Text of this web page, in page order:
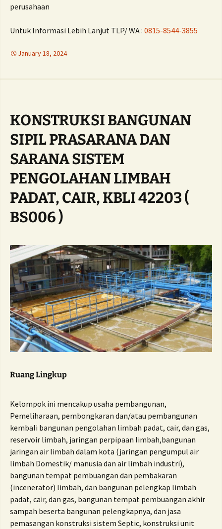
perusahaan
Untuk Informasi Lebih Lanjut TLP/ WA : 0815-8544-3855
January 18, 2024
KONSTRUKSI BANGUNAN
SIPIL PRASARANA DAN
SARANA SISTEM
PENGOLAHAN LIMBAH
PADAT, CAIR, KBLI 42203 (
BS006 )
Ruang Lingkup
Kelompok ini mencakup usaha pembangunan,
Pemeliharaan, pembongkaran dan/atau pembangunan
kembali bangunan pengolahan limbah padat, cair, dan gas,
reservoir limbah, jaringan perpipaan limbah,bangunan
jaringan air limbah dalam kota (jaringan pengumpul air
limbah Domestik/ manusia dan air limbah industri),
bangunan tempat pembuangan dan pembakaran
(incenerator) limbah, dan bangunan pelengkap limbah
padat, cair, dan gas, bangunan tempat pembuangan akhir
sampah beserta bangunan pelengkapnya, dan jasa
pemasangan konstruksi sistem Septic, konstruksi unit